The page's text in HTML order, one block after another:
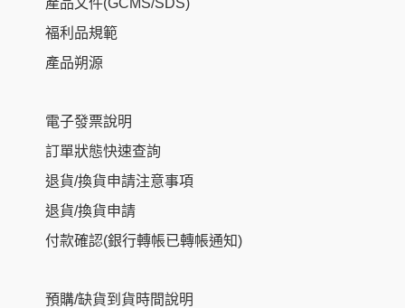
產品文件(GCMS/SDS)
福利品規範
產品朔源
電子發票說明
訂單狀態快速查詢
退貨/換貨申請注意事項
退貨/換貨申請
付款確認(銀行轉帳已轉帳通知)
預購/缺貨到貨時間說明